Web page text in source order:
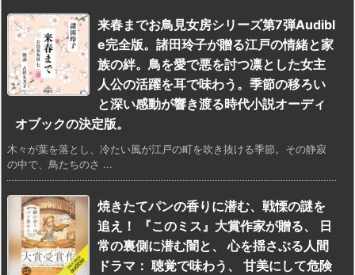
来春までお鳥見女房シリーズ第7弾Audibl
e完全版。諸田玲子が贈る江戸の情緒と家
族の絆。鳥を愛で悪を討つ凛とした女主
人公の活躍を耳で味わう。季節の移ろい
と深い感動が響き渡る時代小説オーディ
オブックの決定版。
木々が葉を落とし、冷たい風が江戸の町を吹き抜ける季節。その静寂
の中で、鳥たちのさ ...
焼きたてパンの香りに潜む、戦慄の謎を
追え！ 『このミス』大賞作家が贈る、 日
常の裏側に潜む闇と、 心を揺さぶる人間
ドラマ： 聴覚で味わう、 甘美にして危険